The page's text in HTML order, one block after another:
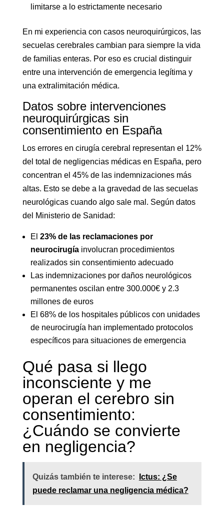
limitarse a lo estrictamente necesario
En mi experiencia con casos neuroquirúrgicos, las
secuelas cerebrales cambian para siempre la vida
de familias enteras. Por eso es crucial distinguir
entre una intervención de emergencia legítima y
una extralimitación médica.
Datos sobre intervenciones
neuroquirúrgicas sin
consentimiento en España
Los errores en cirugía cerebral representan el 12%
del total de negligencias médicas en España, pero
concentran el 45% de las indemnizaciones más
altas. Esto se debe a la gravedad de las secuelas
neurológicas cuando algo sale mal. Según datos
del Ministerio de Sanidad:
El 23% de las reclamaciones por
neurocirugíainvolucran procedimientos
realizados sin consentimiento adecuado
Las indemnizaciones por daños neurológicos
permanentes oscilan entre 300.000€ y 2.3
millones de euros
El 68% de los hospitales públicos con unidades
de neurocirugía han implementado protocolos
específicos para situaciones de emergencia
Qué pasa si llego
inconsciente y me
operan el cerebro sin
consentimiento:
¿Cuándo se convierte
en negligencia?
Quizás también te interese:
Ictus: ¿Se
puede reclamar una negligencia médica?